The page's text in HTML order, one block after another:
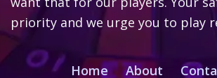
priority and we urge you to play
Home About